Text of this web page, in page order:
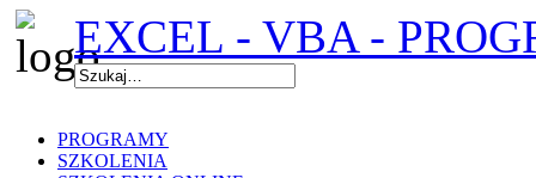
EXCEL - VBA -
PROGRAMY
SZKOLENIA